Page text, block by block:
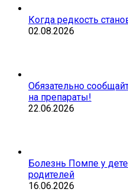
Когда редкость
02.08.2026
Обязательно
на препараты!
22.06.2026
Болезнь Помпе у
родителей
16.06.2026